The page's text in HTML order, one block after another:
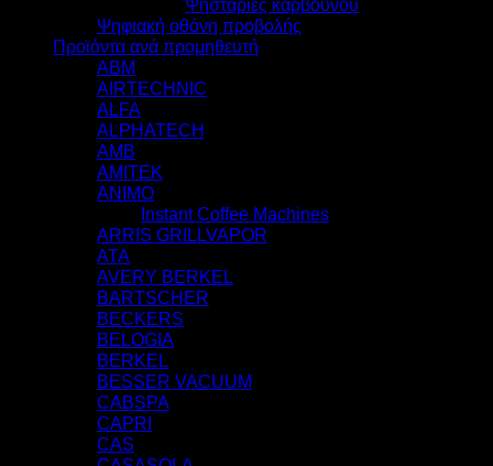
Ψησταριές κάρβουνου
Ψηφιακή οθόνη προβολής
Προϊόντα ανά προμηθευτή
ABM
AIRTECHNIC
ALFA
ALPHATECH
AMB
AMITEK
ANIMO
Instant Coffee Machines
ARRIS GRILLVAPOR
ATA
AVERY BERKEL
BARTSCHER
BECKERS
BELOGIA
BERKEL
BESSER VACUUM
CABSPA
CAPRI
CAS